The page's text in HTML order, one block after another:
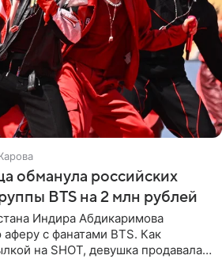
обманула российских
BTS на 2 млн рублей
Индира Абдикаримова
с фанатами BTS. Как
на SHOT, девушка продавала